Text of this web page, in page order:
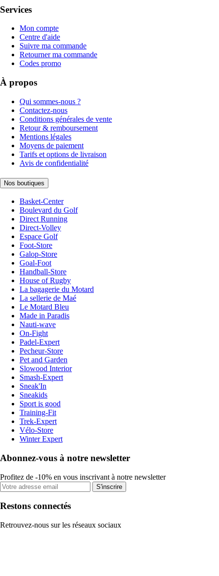
Services
Mon compte
Centre d'aide
Suivre ma commande
Retourner ma commande
Codes promo
À propos
Qui sommes-nous ?
Contactez-nous
Conditions générales de vente
Retour & remboursement
Mentions légales
Moyens de paiement
Tarifs et options de livraison
Avis de confidentialité
Nos boutiques
Basket-Center
Boulevard du Golf
Direct Running
Direct-Volley
Espace Golf
Foot-Store
Galop-Store
Goal-Foot
Handball-Store
House of Rugby
La bagagerie du Motard
La sellerie de Maé
Le Motard Bleu
Made in Paradis
Nauti-wave
On-Fight
Padel-Expert
Pecheur-Store
Pet and Garden
Slowood Interior
Smash-Expert
Sneak'In
Sneakids
Sport is good
Training-Fit
Trek-Expert
Vélo-Store
Winter Expert
Abonnez-vous à notre newsletter
Profitez de -10% en vous inscrivant à notre newsletter
S'inscrire
Restons connectés
Retrouvez-nous sur les réseaux sociaux